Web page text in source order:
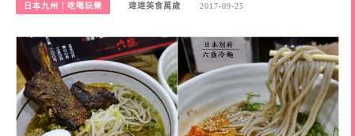
日本九州｜吃喝玩樂 瑋瑋美食萬歲 2017-09-25